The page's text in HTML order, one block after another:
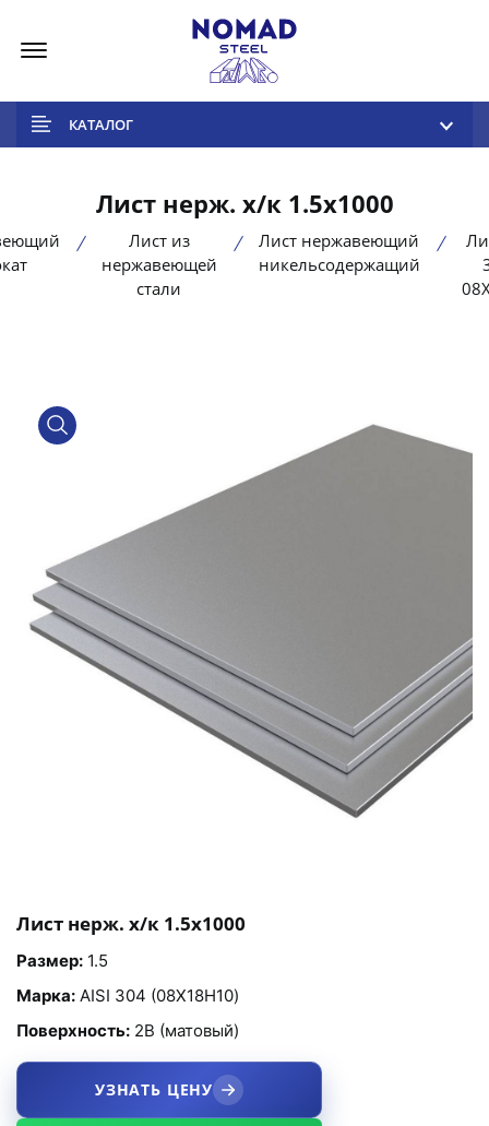
КАТАЛОГ
Лист нерж. х/к 1.5х1000
Лист из
нержавеющей
стали
Лист нержавеющий
никельсодержащий
product view
Лист нерж. х/к 1.5х1000
Размер: 1.5
Марка: AISI 304 (08Х18Н10)
Поверхность: 2B (матовый)
УЗНАТЬ ЦЕНУ